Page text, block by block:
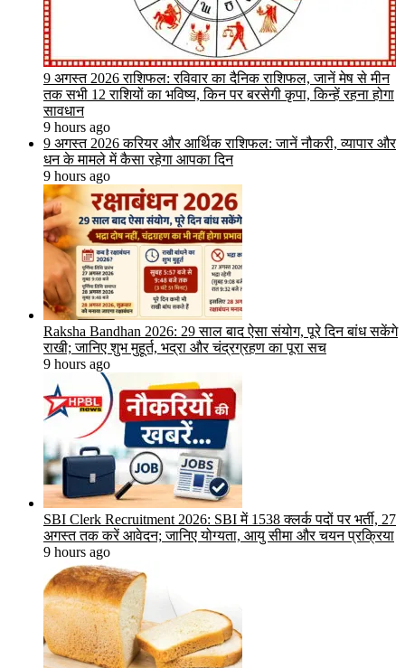
9 अगस्त 2026 राशिफल: रविवार का दैनिक राशिफल, जानें मेष से मीन
तक सभी 12 राशियों का भविष्य, किन पर बरसेगी कृपा, किन्हें रहना होगा
सावधान
9 hours ago
9 अगस्त 2026 करियर और आर्थिक राशिफल: जानें नौकरी, व्यापार और
धन के मामले में कैसा रहेगा आपका दिन
9 hours ago
Raksha Bandhan 2026: 29 साल बाद ऐसा संयोग, पूरे दिन बांध सकेंगे
राखी; जानिए शुभ मुहूर्त, भद्रा और चंद्रग्रहण का पूरा सच
9 hours ago
SBI Clerk Recruitment 2026: SBI में 1538 क्लर्क पदों पर भर्ती, 27
अगस्त तक करें आवेदन; जानिए योग्यता, आयु सीमा और चयन प्रक्रिया
9 hours ago